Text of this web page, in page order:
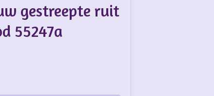
gestreepte ruit
55247a